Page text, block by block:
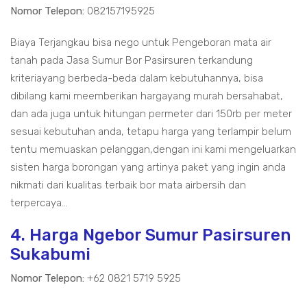
Nomor Telepon: 082157195925
Biaya Terjangkau bisa nego untuk Pengeboran mata air
tanah pada Jasa Sumur Bor Pasirsuren terkandung
kriteriayang berbeda-beda dalam kebutuhannya, bisa
dibilang kami meemberikan hargayang murah bersahabat,
dan ada juga untuk hitungan permeter dari 150rb per meter
sesuai kebutuhan anda, tetapu harga yang terlampir belum
tentu memuaskan pelanggan,dengan ini kami mengeluarkan
sisten harga borongan yang artinya paket yang ingin anda
nikmati dari kualitas terbaik bor mata airbersih dan
terpercaya...
4. Harga Ngebor Sumur Pasirsuren
Sukabumi
Nomor Telepon: +62 0821 5719 5925